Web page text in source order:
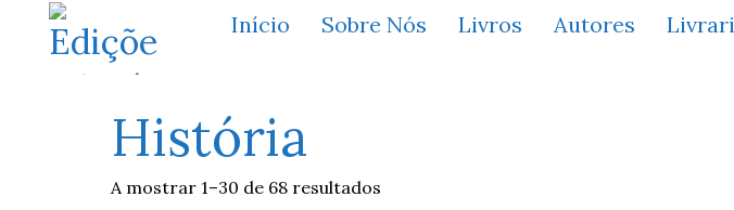
Início Sobre Nós Livros Autores
História
A mostrar 1–30 de 68 resultados